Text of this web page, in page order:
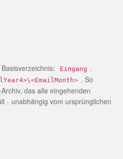
Basisverzeichnis: Eingang .
. So
das alle eingehenden
- unabhängig vom ursprünglichen